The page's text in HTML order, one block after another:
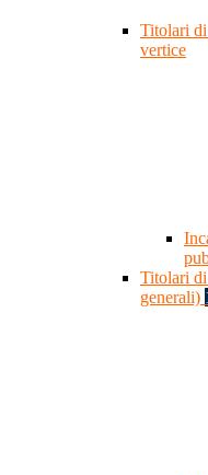
Titolari
vertice
Titolari
generali)